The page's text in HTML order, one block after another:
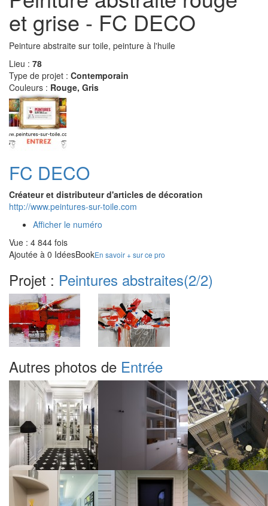
et grise - FC DECO
Peinture abstraite sur toile, peinture à l'huile
Lieu : 78
Type de projet : Contemporain
Couleurs : Rouge, Gris
FC DECO
Créateur et distributeur d'articles de décoration
http://www.peintures-sur-toile.com
Afficher le numéro
Vue : 4 844 fois
Ajoutée à 0 IdéesBookEn savoir + sur ce pro
Projet : Peintures abstraites(2/2)
Autres photos de Entrée